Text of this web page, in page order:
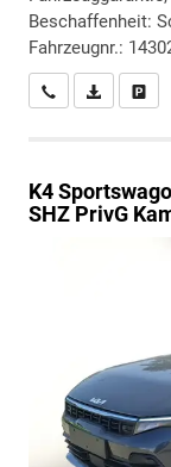
Beschaffenheit:
Fahrzeugnr.:
Wir rufen Sie an
PDF-
K4
SHZ PrivG